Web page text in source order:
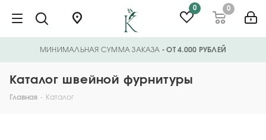
0 0
МИНИМАЛЬНАЯ СУММА ЗАКАЗА - ОТ 4.000 РУБЛЕЙ
Каталог швейной фурнитуры
Главная - Каталог